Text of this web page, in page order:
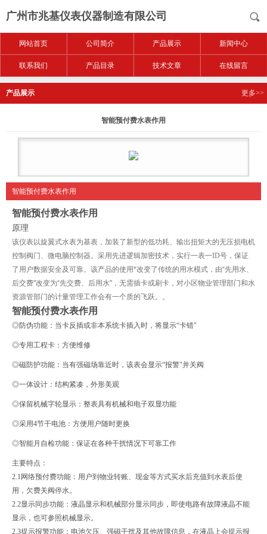
广州市兆基仪表仪器制造有限公司
网站首页 公司简介 产品展示 新闻中心
联系我们 产品目录 技术文章 在线留言
产品展示 更多>>
智能预付费水表作用
智能预付费水表作用
智能预付费水表作用
原理
该仪表以旋翼式水表为基表，加装了新型的低功耗、输出扭矩大的无压损电机
控制阀门、微电脑控制器。采用先进逻辑加密技术，实行一表一ID号，保证
了用户数据安全及可靠。该产品的使用*改变了传统的用水模式，由“先用水、
后交费"改变为“先交费、后用水"，无需插卡或刷卡，对小区物业管理部门和水
资源管部门的计量管理工作会有一个质的飞跃。。
智能预付费水表作用
◎防伪功能：当卡反插或非本系统卡插入时，将显示“卡错"
◎专用工程卡：方便维修
◎磁防护功能：当有强磁场靠近时，该表会显示“报警"并关阀
◎一体设计：结构紧凑，外形美观
◎保留机械字轮显示：整表具有机械和电子双显功能
◎采用4节干电池：方便用户随时更换
◎智能月自检功能：保证在各种干扰情况下可靠工作
主要特点：
2.1 网络预付费功能：用户到物业转账、现金等方式买水后充值到水表后使
用，欠费关阀停水。
2.2显示同步功能：液晶显示和机械部分显示同步，即使电路有故障液晶不能
显示，也可参照机械显示。
2.3提示报警功能：电池欠压、强磁干扰及其他故障信息，在液晶上会提示报